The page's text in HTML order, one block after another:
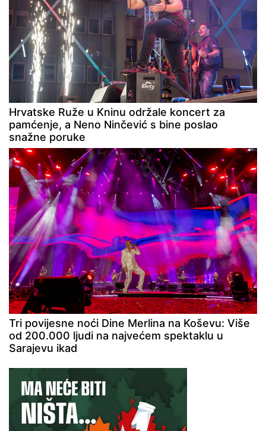
Hrvatske Ruže u Kninu održale koncert za
pamćenje, a Neno Ninčević s bine poslao
snažne poruke
Tri povijesne noći Dine Merlina na Koševu: Više
od 200.000 ljudi na najvećem spektaklu u
Sarajevu ikad